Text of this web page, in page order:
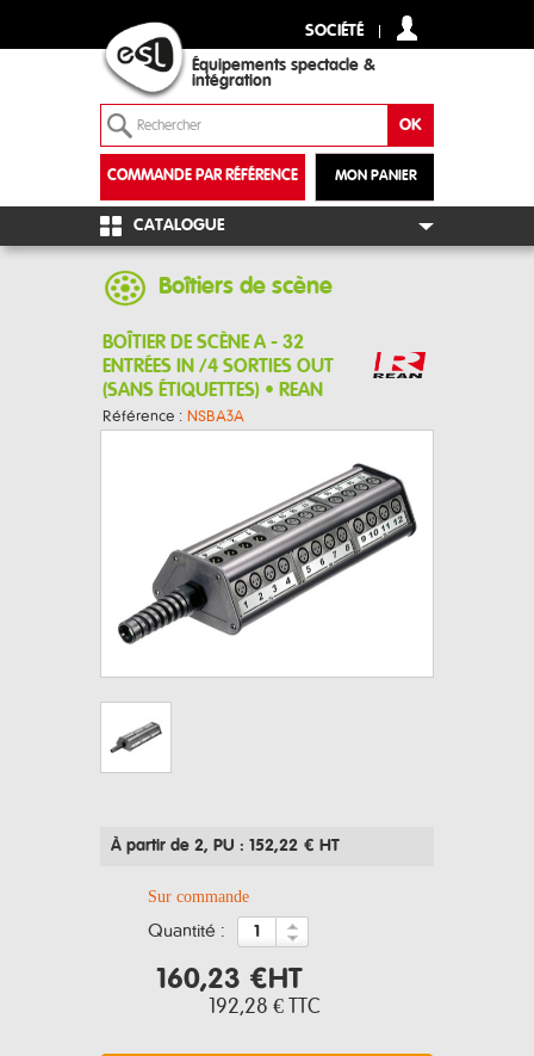
SOCIÉTÉ
Équipements spectacle &
intégration
MON PANIER
COMMANDE PAR RÉFÉRENCE
+
CATALOGUE
Boîtiers de scène
BOÎTIER DE SCÈNE A - 32
ENTRÉES IN /4 SORTIES OUT
(SANS ÉTIQUETTES) • REAN
Référence : NSBA3A
À partir de 2, PU : 152,22 € HT
Sur commande
quantité :
160,23 €HT
192,28 € TTC